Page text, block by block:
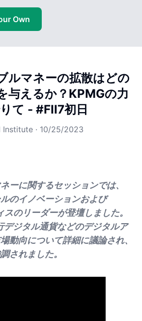
Own
ルマネーの拡散はどの
与えるか？KPMGの力
て - #FII7初日
Institute · 10/25/2023
ーに関するセッションでは、
のイノベーションおよび
のリーダーが登壇しました。
ジタル通貨などのデジタルア
動向について詳細に議論され、
されました。